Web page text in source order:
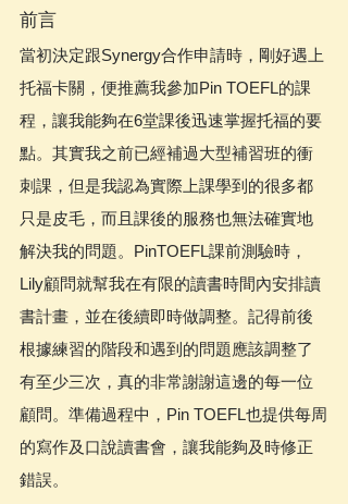
前言
當初決定跟Synergy合作申請時，剛好遇上
托福卡關，便推薦我參加Pin TOEFL的課
程，讓我能夠在6堂課後迅速掌握托福的要
點。其實我之前已經補過大型補習班的衝
刺課，但是我認為實際上課學到的很多都
只是皮毛，而且課後的服務也無法確實地
解決我的問題。PinTOEFL課前測驗時，
Lily顧問就幫我在有限的讀書時間內安排讀
書計畫，並在後續即時做調整。記得前後
根據練習的階段和遇到的問題應該調整了
有至少三次，真的非常謝謝這邊的每一位
顧問。準備過程中，Pin TOEFL也提供每周
的寫作及口說讀書會，讓我能夠及時修正
錯誤。